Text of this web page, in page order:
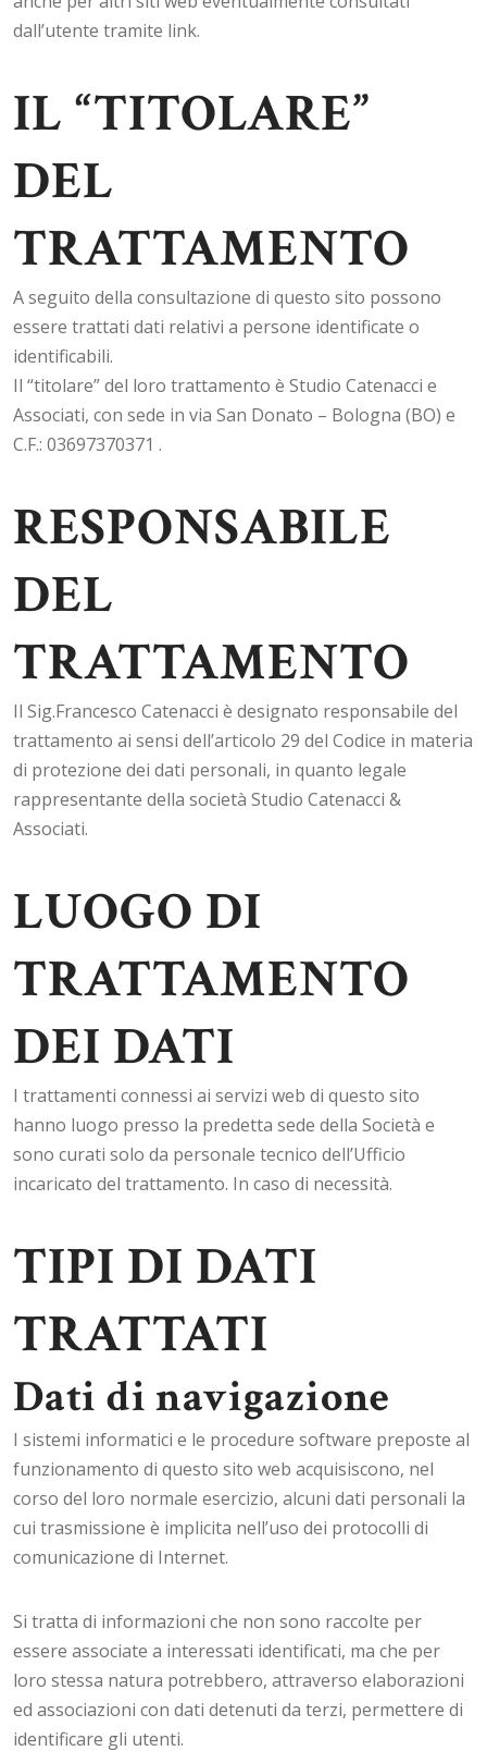
dall’utente tramite link.
IL “TITOLARE”
DEL
TRATTAMENTO
A seguito della consultazione di questo sito possono
essere trattati dati relativi a persone identificate o
identificabili.
Il “titolare” del loro trattamento è Studio Catenacci e
Associati, con sede in via San Donato – Bologna (BO) e
C.F.: 03697370371 .
RESPONSABILE
DEL
TRATTAMENTO
Il Sig.Francesco Catenacci è designato responsabile del
trattamento ai sensi dell’articolo 29 del Codice in materia
di protezione dei dati personali, in quanto legale
rappresentante della società Studio Catenacci &
Associati.
LUOGO DI
TRATTAMENTO
DEI DATI
I trattamenti connessi ai servizi web di questo sito
hanno luogo presso la predetta sede della Società e
sono curati solo da personale tecnico dell’Ufficio
incaricato del trattamento. In caso di necessità.
TIPI DI DATI
TRATTATI
Dati di navigazione
I sistemi informatici e le procedure software preposte al
funzionamento di questo sito web acquisiscono, nel
corso del loro normale esercizio, alcuni dati personali la
cui trasmissione è implicita nell’uso dei protocolli di
comunicazione di Internet.
Si tratta di informazioni che non sono raccolte per
essere associate a interessati identificati, ma che per
loro stessa natura potrebbero, attraverso elaborazioni
ed associazioni con dati detenuti da terzi, permettere di
identificare gli utenti.